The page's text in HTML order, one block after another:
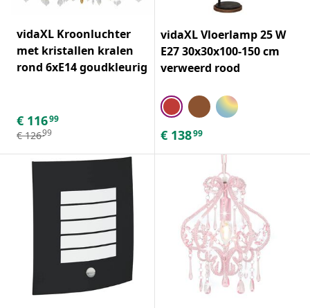
vidaXL Kroonluchter
met kristallen kralen
rond 6xE14 goudkleurig
€ 11699
€ 12699
vidaXL Vloerlamp 25 W
E27 30x30x100-150 cm
verweerd rood
€ 13899